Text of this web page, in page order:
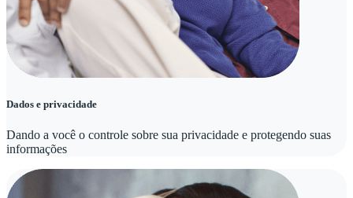
Dados e privacidade
Dando a você o controle sobre sua privacidade e protegendo suas
informações